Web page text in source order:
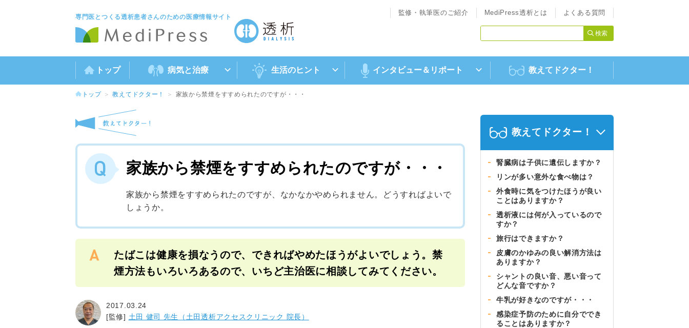
専門医とつくる透析患者さんのための医療情報サイト
監修・執筆医のご紹介 MediPress透析とは よくある質問
トップ 病気と治療 生活のヒント インタビュー＆ リポート 教えてドクター！
トップ 教えてドクター！ 家族から禁煙をすすめられたのですが・・・
家族から禁煙をすすめられたのですが・・・
家族から禁煙をすすめられたのですが、なかなかやめられません。どうすればよいで
しょうか。
たばこは健康を損なうので、できればやめたほうがよいでしょう。禁
煙方法もいろいろあるので、いちど主治医に相談してみてください。
2017.03.24
[監修] 土田 健司 先生（土田透析アクセスクリニック 院長）
教えてドクター！
腎臓病は子供に遺伝しますか？
リンが多い意外な食べ物は？
外食時に気をつけたほうが良い
ことはありますか？
透析液には何が入っているので
すか？
旅行はできますか？
皮膚のかゆみの良い解消方法は
ありますか？
シャントの良い音、悪い音って
どんな音ですか？
牛乳が好きなのですが・・・
感染症予防のために自分ででき
ることはありますか？